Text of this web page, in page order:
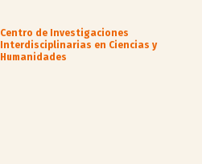
Centro de Investigaciones
Interdisciplinarias en Ciencias y
Humanidades